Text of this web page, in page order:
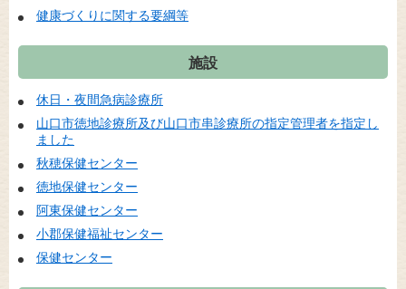
健康づくりに関する要綱等
施設
休日・夜間急病診療所
山口市徳地診療所及び山口市串診療所の指定管理者を指定し
ました
秋穂保健センター
徳地保健センター
阿東保健センター
小郡保健福祉センター
保健センター